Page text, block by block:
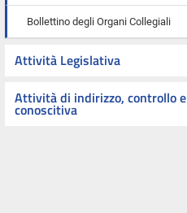
Bollettino degli Organi Collegiali
Attività Legislativa
Attività di indirizzo, controllo e
conoscitiva